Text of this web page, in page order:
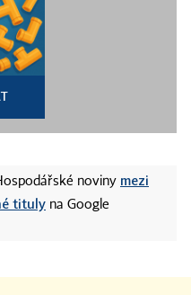
noviny mezi
tituly na Google